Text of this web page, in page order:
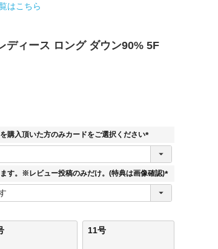
はこちら
ディース ロング ダウン90% 5F
購入頂いた方のみカードをご選択ください
(
須
す。※レビュー投稿のみだけ。(特典は画像確認)
(
)
11号